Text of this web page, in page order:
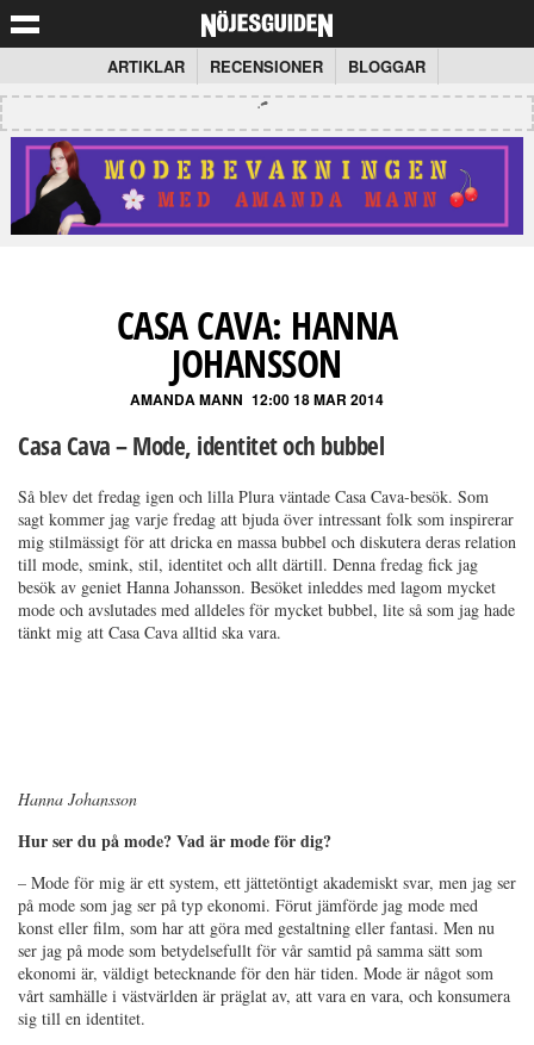
ARTIKLAR RECENSIONER BLOGGAR
CASA CAVA: HANNA
JOHANSSON
AMANDA MANN 12:00 18 MAR 2014
Casa Cava – Mode, identitet och bubbel
Så blev det fredag igen och lilla Plura väntade Casa Cava-besök. Som
sagt kommer jag varje fredag att bjuda över intressant folk som inspirerar
mig stilmässigt för att dricka en massa bubbel och diskutera deras relation
till mode, smink, stil, identitet och allt därtill. Denna fredag fick jag
besök av geniet Hanna Johansson. Besöket inleddes med lagom mycket
mode och avslutades med alldeles för mycket bubbel, lite så som jag hade
tänkt mig att Casa Cava alltid ska vara.
Hanna Johansson
Hur ser du på mode? Vad är mode för dig?
– Mode för mig är ett system, ett jättetöntigt akademiskt svar, men jag ser
på mode som jag ser på typ ekonomi. Förut jämförde jag mode med
konst eller film, som har att göra med gestaltning eller fantasi. Men nu
ser jag på mode som betydelsefullt för vår samtid på samma sätt som
ekonomi är, väldigt betecknande för den här tiden. Mode är något som
vårt samhälle i västvärlden är präglat av, att vara en vara, och konsumera
sig till en identitet.